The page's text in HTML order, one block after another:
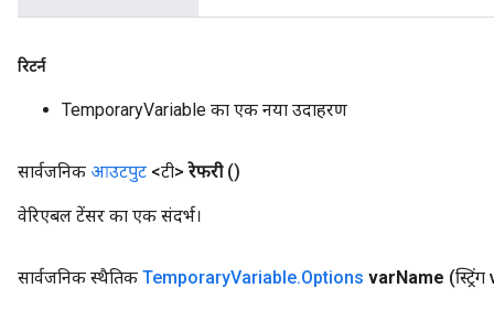
रिटर्न
TemporaryVariable का एक नया उदाहरण
सार्वजनिक आउटपुट <टी> रेफरी ()
वेरिएबल टेंसर का एक संदर्भ।
सार्वजनिक स्थैतिक TemporaryVariable.Options varName